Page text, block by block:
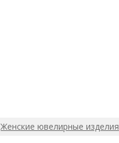
Женские ювелирные изделия